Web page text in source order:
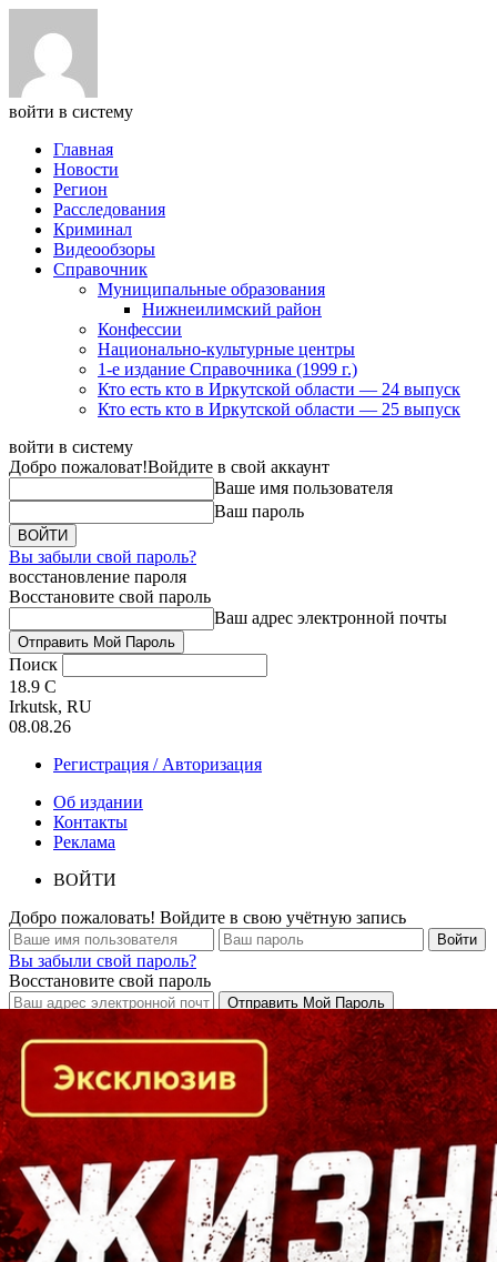
войти в систему
Главная
Новости
Регион
Расследования
Криминал
Видеообзоры
Справочник
Муниципальные образования
Нижнеилимский район
Конфессии
Национально-культурные центры
1-е издание Справочника (1999 г.)
Кто есть кто в Иркутской области — 24 выпуск
Кто есть кто в Иркутской области — 25 выпуск
войти в систему
Добро пожаловат!Войдите в свой аккаунт
Ваше имя пользователя
Ваш пароль
Вы забыли свой пароль?
восстановление пароля
Восстановите свой пароль
Ваш адрес электронной почты
Поиск
18.9 C
Irkutsk, RU
08.08.26
Регистрация / Авторизация
Об издании
Контакты
Реклама
ВОЙТИ
Добро пожаловать! Войдите в свою учётную запись
Вы забыли свой пароль?
Восстановите свой пароль
Кто есть кто в Байкальском регионе